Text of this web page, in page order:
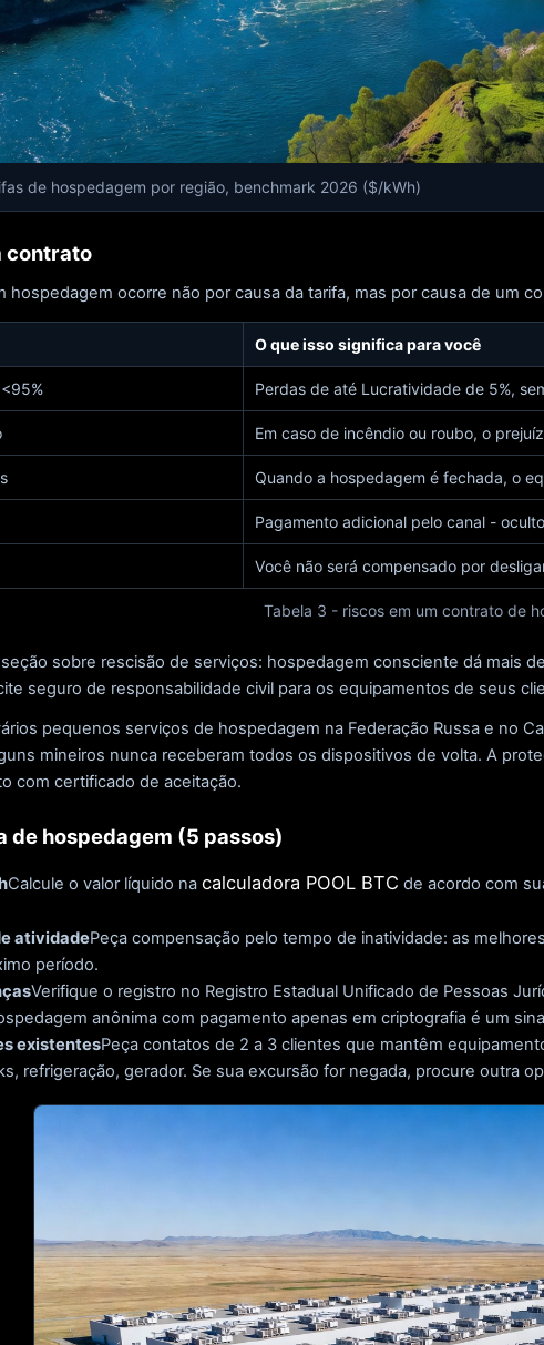
de hospedagem por região, benchmark 2026 ($/kWh)
contrato
hospedagem ocorre não por causa da tarifa, mas por causa de um
Tabela 3 - riscos em um contrato de
O que isso significa para você
Perdas de até Lucratividade de 5%,
Em caso de incêndio ou roubo, o
Quando a hospedagem é fechada, o
Pagamento adicional pelo canal -
Você não será compensado por
sobre rescisão de serviços: hospedagem consciente dá mais
seguro de responsabilidade civil para os equipamentos de seus
pequenos serviços de hospedagem na Federação Russa e no
mineiros nunca receberam todos os dispositivos de volta. A
com certificado de aceitação.
de hospedagem (5 passos)
Calcule o valor líquido na calculadora POOL BTC de acordo com
atividadePeça compensação pelo tempo de inatividade: as
período.
Verifique o registro no Registro Estadual Unificado de Pessoas
anônima com pagamento apenas em criptografia é um
existentesPeça contatos de 2 a 3 clientes que mantêm
refrigeração, gerador. Se sua excursão for negada, procure outra